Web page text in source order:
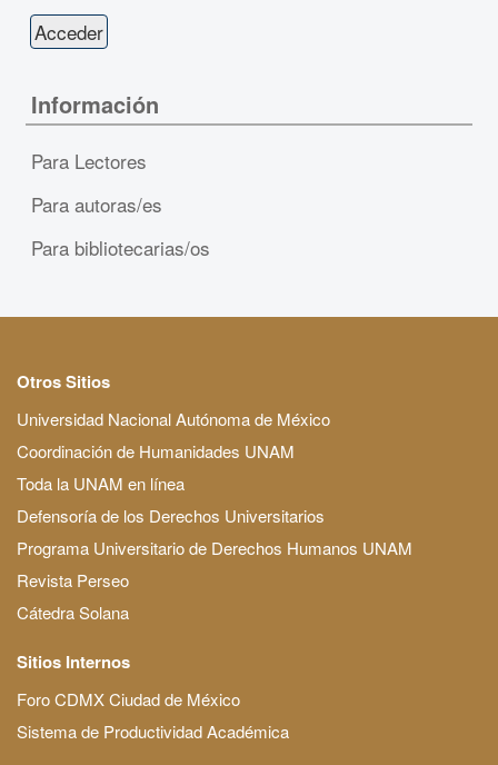
Información
Para Lectores
Para autoras/es
Para bibliotecarias/os
Otros Sitios
Universidad Nacional Autónoma de México
Coordinación de Humanidades UNAM
Toda la UNAM en línea
Defensoría de los Derechos Universitarios
Programa Universitario de Derechos Humanos UNAM
Revista Perseo
Cátedra Solana
Sitios Internos
Foro CDMX Ciudad de México
Sistema de Productividad Académica